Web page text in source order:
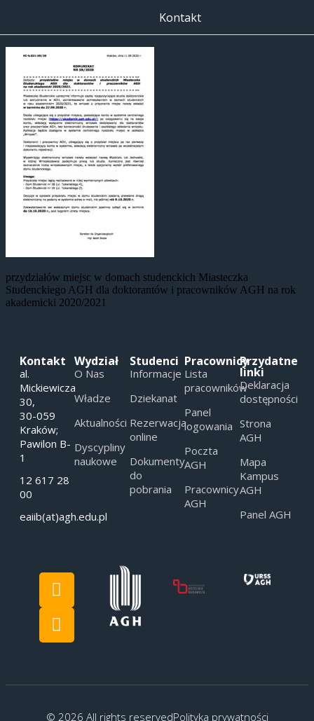
Kontakt
przydziałów miejsc w domach studenckich Miasteczka
Studenckiego AGH dla doktorantów i pracowników AGH na rok
akademicki 2020/2021
Kontakt
al.
Mickiewicza
30,
30-059
Kraków;
Pawilon B-
1
12 617 28
00
eaiib(at)agh.edu.pl
Wydział
O Nas
Władze
Aktualności
Dyscypliny
naukowe
Studenci
Informacje
Dziekanat
Rezerwacja
online
Dokumenty
do
pobrania
Pracownicy
Lista
pracowników
Panel
logowania
Poczta
AGH
Pracownicy
AGH
Przydatne
linki
Deklaracja
dostępności
Strona
AGH
Mapa
Kampus
AGH
Panel AGH
© 2026 All rights reservedPolityka prywatności